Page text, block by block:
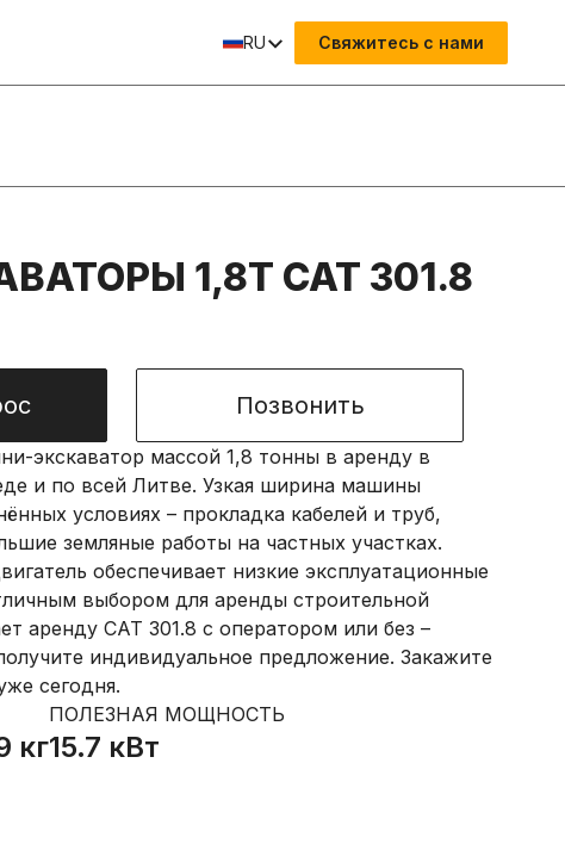
RU Свяжитесь с нами
1,8T CAT 301.8
Позвонить
экскаватор массой 1,8 тонны в аренду в
и по всей Литве. Узкая ширина машины
условиях – прокладка кабелей и труб,
земляные работы на частных участках.
обеспечивает низкие эксплуатационные
выбором для аренды строительной
аренду CAT 301.8 с оператором или без –
индивидуальное предложение. Закажите
сегодня.
кг
ПОЛЕЗНАЯ МОЩНОСТЬ
15.7 кВт